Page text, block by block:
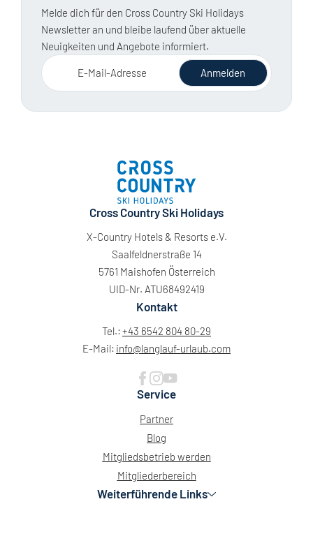
Melde dich für den Cross Country Ski Holidays
Newsletter an und bleibe laufend über aktuelle
Neuigkeiten und Angebote informiert.
E-Mail-Adresse Anmelden
Cross Country Ski Holidays
X-Country Hotels & Resorts e.V.
Saalfeldnerstraße 14
5761 Maishofen Österreich
UID-Nr. ATU68492419
Kontakt
Tel.: +43 6542 804 80-29
E-Mail: info@langlauf-urlaub.com
Service
Partner
Blog
Mitgliedsbetrieb werden
Mitgliederbereich
Weiterführende Links